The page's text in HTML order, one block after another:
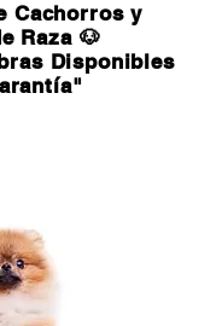
Cachorros y
Raza 🐶
Disponibles